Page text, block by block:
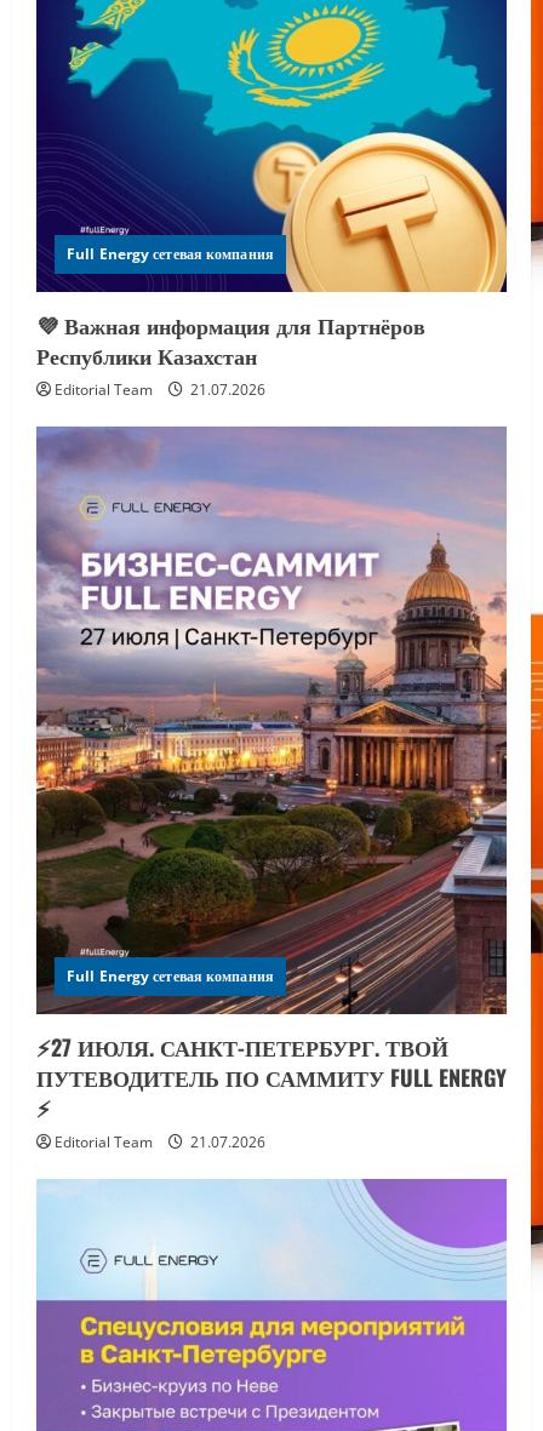
Full Energy сетевая компания
💜 Важная информация для Партнёров
Республики Казахстан
Editorial Team 21.07.2026
Full Energy сетевая компания
⚡️27 ИЮЛЯ. САНКТ-ПЕТЕРБУРГ. ТВОЙ
ПУТЕВОДИТЕЛЬ ПО САММИТУ FULL ENERGY
⚡️
Editorial Team 21.07.2026